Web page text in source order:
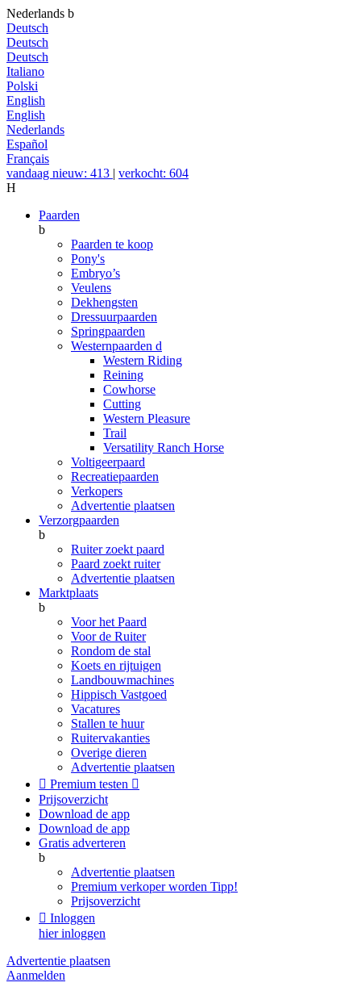
Nederlands b
Deutsch
Deutsch
Deutsch
Italiano
Polski
English
English
Nederlands
Español
Français
vandaag nieuw: 413 | verkocht: 604
H
Paarden
b
Paarden te koop
Pony's
Embryo’s
Veulens
Dekhengsten
Dressuurpaarden
Springpaarden
Westernpaarden d
Western Riding
Reining
Cowhorse
Cutting
Western Pleasure
Trail
Versatility Ranch Horse
Voltigeerpaard
Recreatiepaarden
Verkopers
Advertentie plaatsen
Verzorgpaarden
b
Ruiter zoekt paard
Paard zoekt ruiter
Advertentie plaatsen
Marktplaats
b
Voor het Paard
Voor de Ruiter
Rondom de stal
Koets en rijtuigen
Landbouwmachines
Hippisch Vastgoed
Vacatures
Stallen te huur
Ruitervakanties
Overige dieren
Advertentie plaatsen
 Premium testen 
Prijsoverzicht
Download de app
Download de app
Gratis adverteren
b
Advertentie plaatsen
Premium verkoper worden Tipp!
Prijsoverzicht
 Inloggen
hier inloggen
Advertentie plaatsen
Aanmelden